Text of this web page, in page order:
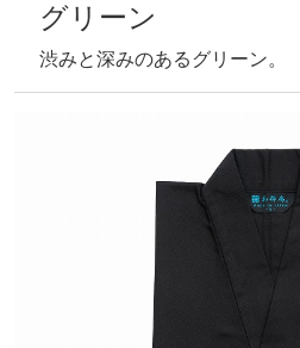
グリーン
渋みと深みのあるグリーン。